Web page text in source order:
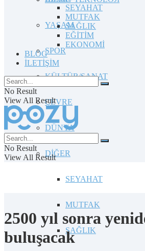
YAŞAM
SPOR
KÜLTÜR/SANAT
ÇEVRE
DÜNYA
DİĞER
SEYAHAT
MUTFAK
SAĞLIK
SEYAHAT
MUTFAK
SAĞLIK
EĞİTİM
EKONOMİ
BLOG
İLETİŞİM
No Result
View All Result
No Result
View All Result
2500 yıl sonra
buluşacak